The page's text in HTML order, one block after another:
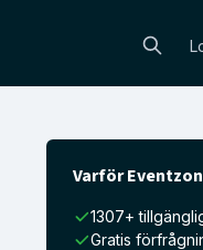
Varför
1307+
Gratis